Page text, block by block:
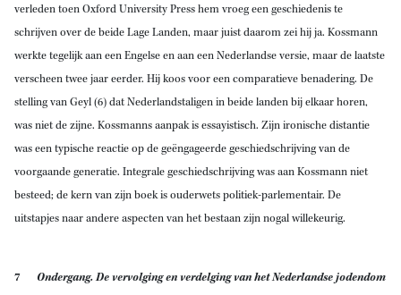
verleden toen Oxford University Press hem vroeg een geschiedenis te
schrijven over de beide Lage Landen, maar juist daarom zei hij ja. Kossmann
werkte tegelijk aan een Engelse en aan een Nederlandse versie, maar de laatste
verscheen twee jaar eerder. Hij koos voor een comparatieve benadering. De
stelling van Geyl (6) dat Nederlandstaligen in beide landen bij elkaar horen,
was niet de zijne. Kossmanns aanpak is essayistisch. Zijn ironische distantie
was een typische reactie op de geëngageerde geschiedschrijving van de
voorgaande generatie. Integrale geschiedschrijving was aan Kossmann niet
besteed; de kern van zijn boek is ouderwets politiek-parlementair. De
uitstapjes naar andere aspecten van het bestaan zijn nogal willekeurig.
7 Ondergang. De vervolging en verdelging van het Nederlandse jodendom